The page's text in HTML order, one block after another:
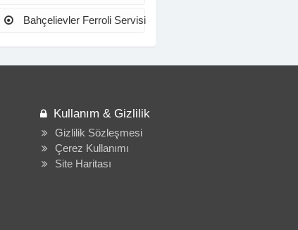
Bahçelievler Ferroli Servisi
Kullanım & Gizlilik
Gizlilik Sözleşmesi
Çerez Kullanımı
Site Haritası